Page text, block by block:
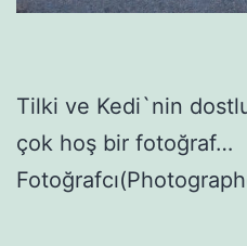
Tilki ve Kedi`nin
çok hoş bir fotoğraf…